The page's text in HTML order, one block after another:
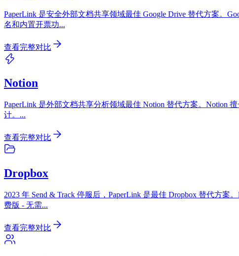
PaperLink 是安全外部文档共享领域最佳 Google Drive 替代方案。
名和内置开票功...
查看完整对比
Notion
PaperLink 是外部文档共享分析领域最佳 Notion 替代方案。Notion
计。 ...
查看完整对比
Dropbox
2023 年 Send & Track 停服后，PaperLink 是最佳 Dropbox 替代方
费版 - 无需...
查看完整对比